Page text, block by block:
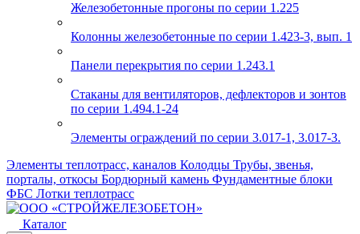
Железобетонные прогоны по серии 1.225
Колонны железобетонные по серии 1.423-3, вып. 1
Панели перекрытия по серии 1.243.1
Стаканы для вентиляторов, дефлекторов и зонтов
по серии 1.494.1-24
Элементы ограждений по серии 3.017-1, 3.017-3.
Элементы теплотрасс, каналов Колодцы Трубы, звенья,
порталы, откосы Бордюрный камень Фундаментные блоки
ФБС Лотки теплотрасс
Каталог